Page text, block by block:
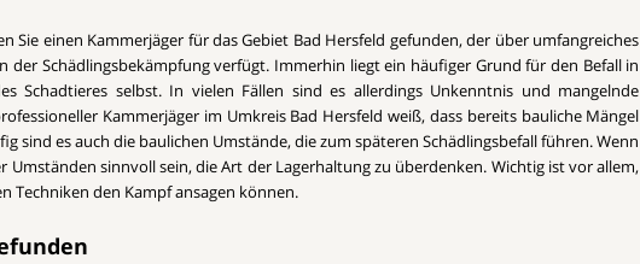
Sie einen Kammerjäger für das Gebiet Bad Hersfeld gefunden, der über umfangreiches
der Schädlingsbekämpfung verfügt. Immerhin liegt ein häufiger Grund für den Befall in
Schadtieres selbst. In vielen Fällen sind es allerdings Unkenntnis und mangelnde
Kammerjäger im Umkreis Bad Hersfeld weiß, dass bereits bauliche Mängel
es auch die baulichen Umstände, die zum späteren Schädlingsbefall führen. Wenn
sinnvoll sein, die Art der Lagerhaltung zu überdenken. Wichtig ist vor allem,
Techniken den Kampf ansagen können.